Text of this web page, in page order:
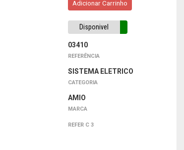
Adicionar Carrinho
Disponivel
03410
REFERÊNCIA
SISTEMA ELETRICO
CATEGORIA
AMIO
MARCA
REFER C 3